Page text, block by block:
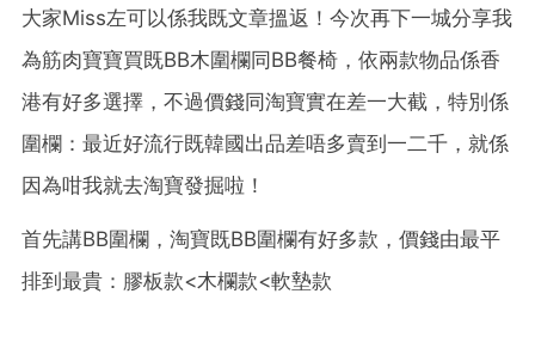
大家Miss左可以係我既文章搵返！今次再下一城分享我
為筋肉寶寶買既BB木圍欄同BB餐椅，依兩款物品係香
港有好多選擇，不過價錢同淘寶實在差一大截，特別係
圍欄：最近好流行既韓國出品差唔多賣到一二千，就係
因為咁我就去淘寶發掘啦！
首先講BB圍欄，淘寶既BB圍欄有好多款，價錢由最平
排到最貴：膠板款<木欄款<軟墊款